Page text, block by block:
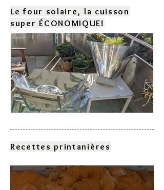
Le four solaire, la cuisson
super ÉCONOMIQUE!
Comment choisir son four
solaire?
Recettes printanières